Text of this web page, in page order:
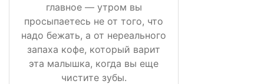
главное — утром вы
просыпаетесь не от того, что
надо бежать, а от нереального
запаха кофе, который варит
эта малышка, когда вы еще
чистите зубы.